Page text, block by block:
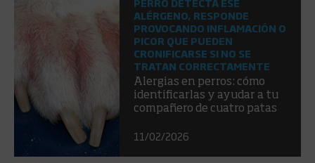
ALÉRGENO, RESPONDE
PROVOCANDO INFLAMACIÓN O
PICOR QUE PUEDEN
CRONIFICARSE SI NO SE
TRATAN CORRECTAMENTE
Alergias en perros: cómo
identificarlas y ayudar a tu
compañero de cuatro patas
11/02/2026